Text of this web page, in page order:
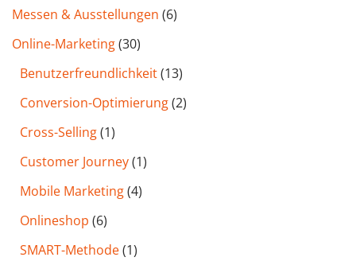
Messen & Ausstellungen (6)
Online-Marketing(30)
Benutzer­freund­lichkeit(13)
Conversion-Optimierung(2)
Cross-Selling(1)
Customer Journey(1)
Mobile Marketing(4)
Onlineshop (6)
SMART-Methode(1)